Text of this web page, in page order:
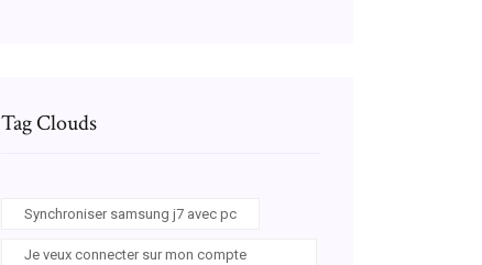
Tag Clouds
Synchroniser samsung j7 avec pc
Je veux connecter sur mon compte